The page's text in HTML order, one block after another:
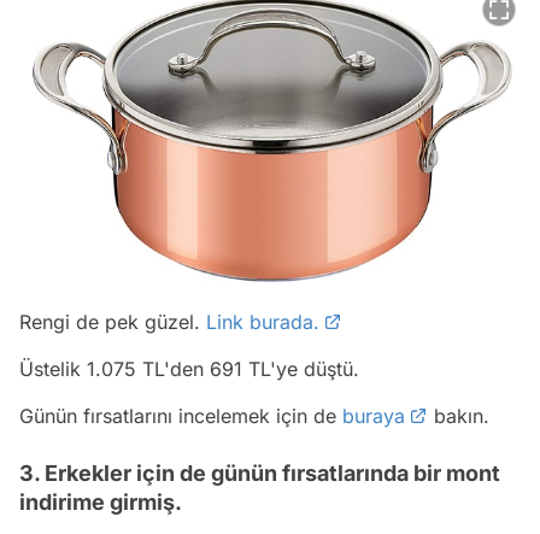
Rengi de pek güzel. Link burada.
Üstelik 1.075 TL'den 691 TL'ye düştü.
Günün fırsatlarını incelemek için de buraya bakın.
3. Erkekler için de günün fırsatlarında bir mont
indirime girmiş.